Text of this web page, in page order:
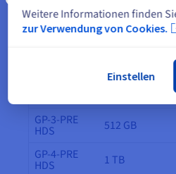
Host-Typ RAM
GP-3-PRE
HDS 512 GB
GP-4-PRE
HDS 1 TB
Weitere Informationen finden
zur Verwendung von Cookies.
Einstellen